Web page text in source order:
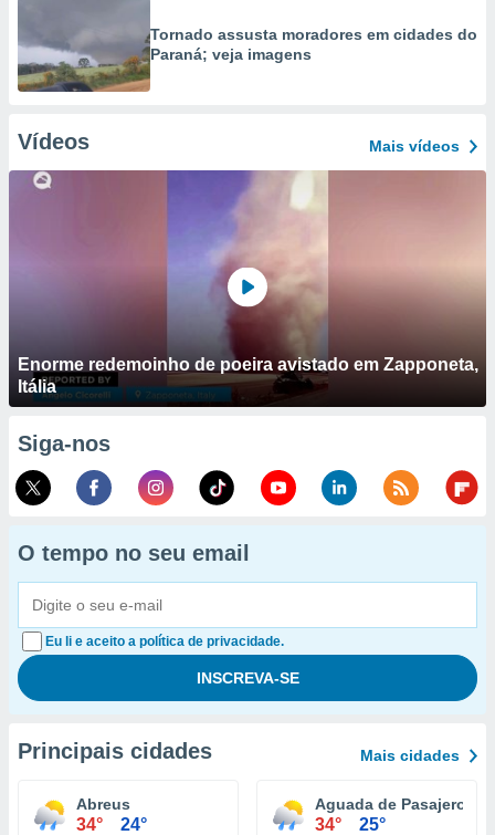
Tornado assusta moradores em cidades do
Paraná; veja imagens
Vídeos Mais vídeos
Enorme redemoinho de poeira avistado em Zapponeta,
Itália
Siga-nos
O tempo no seu email
Eu li e aceito a política de privacidade.
Principais cidades Mais cidades
Abreus
34° 24°
Aguada de Pasajeros
34° 25°